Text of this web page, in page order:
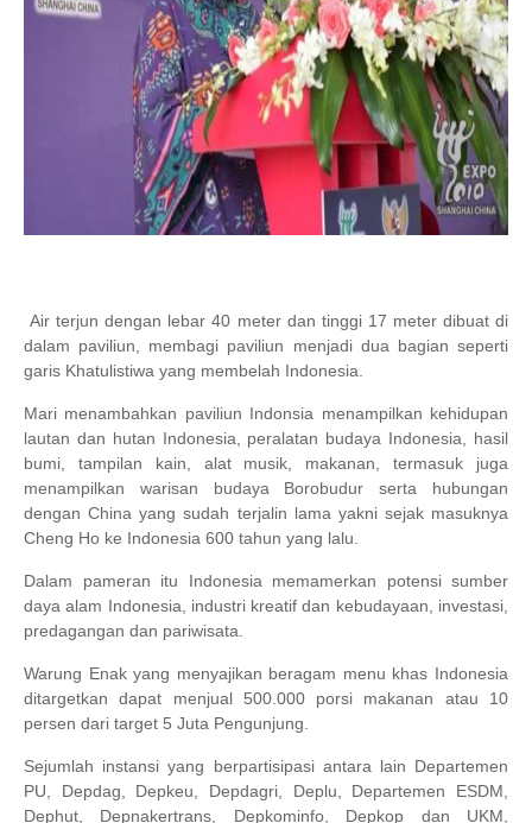
Air terjun dengan lebar 40 meter dan tinggi 17 meter dibuat di
dalam paviliun, membagi paviliun menjadi dua bagian seperti
garis Khatulistiwa yang membelah Indonesia.
Mari menambahkan paviliun Indonsia menampilkan kehidupan
lautan dan hutan Indonesia, peralatan budaya Indonesia, hasil
bumi, tampilan kain,
alat musik , makanan, termasuk juga
menampilkan warisan budaya Borobudur
serta hubungan
dengan China yang sudah terjalin lama yakni sejak masuknya
Cheng Ho ke Indonesia 600 tahun yang lalu.
Dalam pameran itu Indonesia memamerkan potensi sumber
daya alam Indonesia , industri kreatif dan kebudayaan, investasi,
predagangan dan pariwisata.
Warung Enak yang menyajikan beragam menu khas Indonesia
ditargetkan dapat menjual 500.000 porsi makanan atau 10
persen dari target 5 Juta Pengunjung.
Sejumlah instansi yang berpartisipasi antara lain Departemen
PU, Depdag, Depkeu, Depdagri, Deplu, Departemen ESDM,
Dephut, Depnakertrans, Depkominfo, Depkop dan UKM,